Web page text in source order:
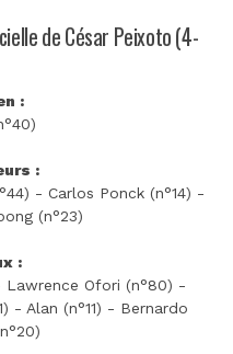
de César Peixoto (4-
:
:
- Carlos Ponck (n°14) -
(n°23)
:
Lawrence Ofori (n°80) -
- Alan (n°11) - Bernardo